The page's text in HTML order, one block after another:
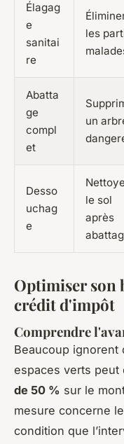
Élagag
e
sanitai
re
les
Abatta
ge
compl
et
un
Desso
uchag
e
le sol
après
Optimiser son
crédit d'impôt
Comprendre
Beaucoup ignorent
espaces verts peut
de 50 % sur le
mesure concerne
condition que